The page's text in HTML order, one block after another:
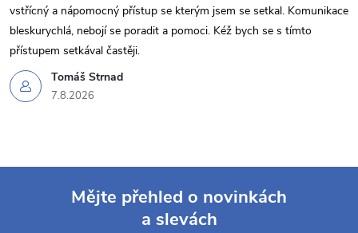
Tomáš Strnad
7.8.2026
vstřícný a nápomocný přístup se kterým jsem se setkal. Komunikace
bleskurychlá, nebojí se poradit a pomoci. Kéž bych se s tímto
přístupem setkával častěji.
Mějte přehled o novinkách
a slevách